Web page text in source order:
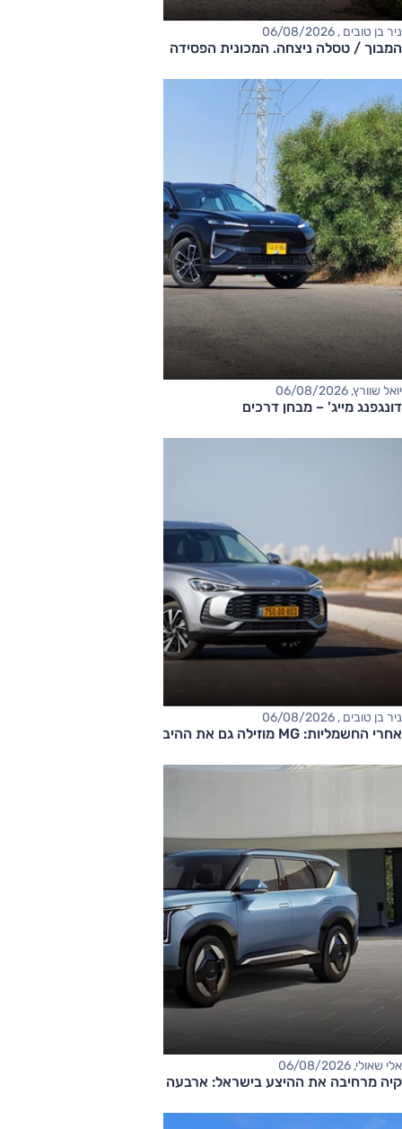
ניר בן טובים , 06/08/2026
המבוך / טסלה ניצחה. המכונית הפסידה
יואל שוורץ, 06/08/2026
דונגפנג מייג' – מבחן דרכים
ניר בן טובים , 06/08/2026
אחרי החשמליות: MG מוזילה גם את ההיברידיות
אלי שאולי, 06/08/2026
קיה מרחיבה את ההיצע בישראל: ארבעה דגמים חדשים בדרך